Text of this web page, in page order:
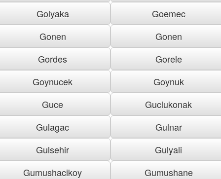
Golyaka
Goemec
Gonen
Gonen
Gordes
Gorele
Goynucek
Goynuk
Guce
Guclukonak
Gulagac
Gulnar
Gulsehir
Gulyali
Gumushacikoy
Gumushane